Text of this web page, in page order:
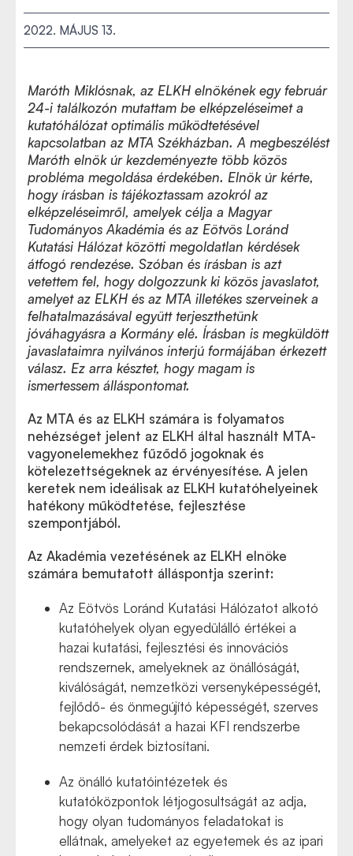
2022. MÁJUS 13.
Maróth Miklósnak, az ELKH elnökének egy február
24-i találkozón mutattam be elképzeléseimet a
kutatóhálózat optimális működtetésével
kapcsolatban az MTA Székházban. A megbeszélést
Maróth elnök úr kezdeményezte több közös
probléma megoldása érdekében. Elnök úr kérte,
hogy írásban is tájékoztassam azokról az
elképzeléseimről, amelyek célja a Magyar
Tudományos Akadémia és az Eötvös Loránd
Kutatási Hálózat közötti megoldatlan kérdések
átfogó rendezése. Szóban és írásban is azt
vetettem fel, hogy dolgozzunk ki közös javaslatot,
amelyet az ELKH és az MTA illetékes szerveinek a
felhatalmazásával együtt terjeszthetünk
jóváhagyásra a Kormány elé. Írásban is megküldött
javaslataimra nyilvános interjú formájában érkezett
válasz. Ez arra késztet, hogy magam is
ismertessem álláspontomat.
Az MTA és az ELKH számára is folyamatos
nehézséget jelent az ELKH által használt MTA-
vagyonelemekhez fűződő jogoknak és
kötelezettségeknek az érvényesítése. A jelen
keretek nem ideálisak az ELKH kutatóhelyeinek
hatékony működtetése, fejlesztése
szempontjából.
Az Akadémia vezetésének az ELKH elnöke
számára bemutatott álláspontja szerint:
Az Eötvös Loránd Kutatási Hálózatot alkotó
kutatóhelyek olyan egyedülálló értékei a
hazai kutatási, fejlesztési és innovációs
rendszernek, amelyeknek az önállóságát,
kiválóságát, nemzetközi versenyképességét,
fejlődő- és önmegújító képességét, szerves
bekapcsolódását a hazai KFI rendszerbe
nemzeti érdek biztosítani.
Az önálló kutatóintézetek és
kutatóközpontok létjogosultságát az adja,
hogy olyan tudományos feladatokat is
ellátnak, amelyeket az egyetemek és az ipari